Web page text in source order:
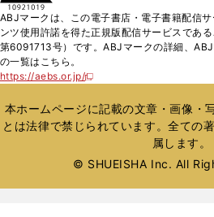
ABJマークは、この電子書店・電子書籍配信
ンツ使用許諾を得た正規版配信サービスであ
第6091713号）です。ABJマークの詳細、
の一覧はこちら。
https://aebs.or.jp/
新
い
ウ
ィ
ウ
本ホームページに記載の文章・画像・
とは法律で禁じられています。全ての
属します。
© SHUEISHA Inc. All